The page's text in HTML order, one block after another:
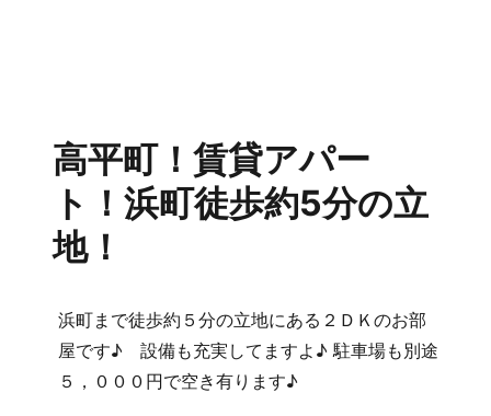
高平町！賃貸アパー
ト！浜町徒歩約5分の立
地！
浜町まで徒歩約５分の立地にある２ＤＫのお部
屋です♪ 設備も充実してますよ♪ 駐車場も別途
５，０００円で空き有ります♪